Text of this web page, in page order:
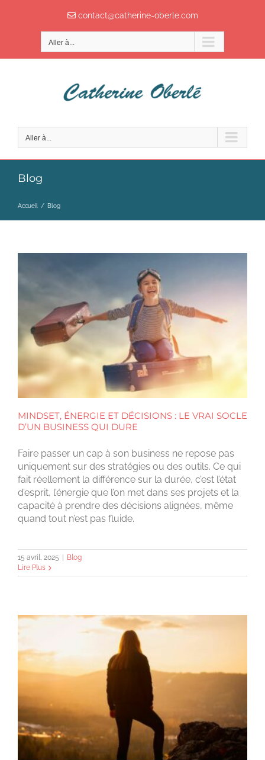
contact@catherine-oberle.com
Aller à...
Aller à...
Blog
Accueil / Blog
MINDSET, ÉNERGIE ET DÉCISIONS : LE VRAI SOCLE
D’UN BUSINESS QUI DURE
Faire passer un cap à son business ne repose pas
uniquement sur des stratégies ou des outils. Ce qui
fait réellement la différence sur la durée, c’est l’état
d’esprit, l’énergie que l’on met dans ses projets et la
capacité à prendre des décisions alignées, même
quand tout n’est pas fluide.
15 avril, 2025 | Blog
Lire Plus